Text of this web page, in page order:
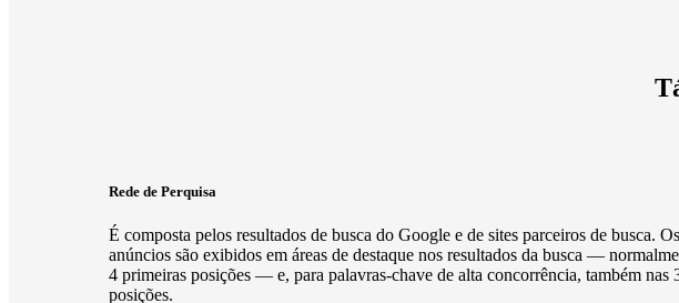
Rede de Perquisa
É composta pelos resultados de busca do Google e de sites parceiros de busca. Os
anúncios são exibidos em áreas de destaque nos resultados da busca —
4 primeiras posições — e, para palavras-chave de alta concorrência, também nas
posições.